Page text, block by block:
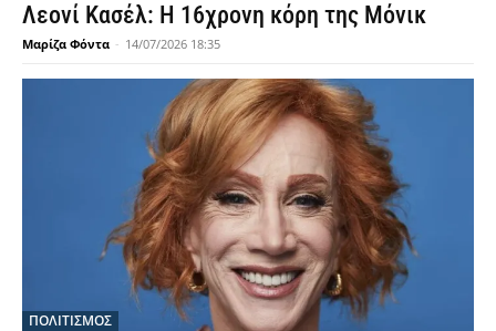
Λεονί Κασέλ: Η 16χρονη κόρη της Μόνικ
Μαρίζα Φόντα - 14/07/2026 18:35
ΠΟΛΙΤΙΣΜΟΣ